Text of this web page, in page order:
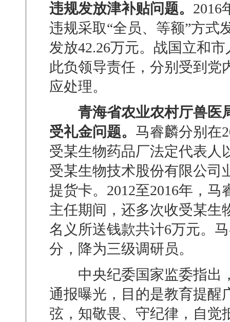
违规发放津补贴问题。 2016
违规采取“全员、等额”方式
发放42.26万元。战国立和
此负领导责任，分别受到党
应处理。
青海省农业农村厅兽医
受礼金问题。 马睿麟分别在
受某生物药品厂法定代表人
受某生物技术股份有限公司
提货卡。 2012至2016年，马
主任期间，还多次收受某生
名义所送钱款共计6万元。
分，降为三级调研员。
中央纪委国家监委指出
通报曝光，目的是教育提醒
弦，知敬畏、守纪律，自觉